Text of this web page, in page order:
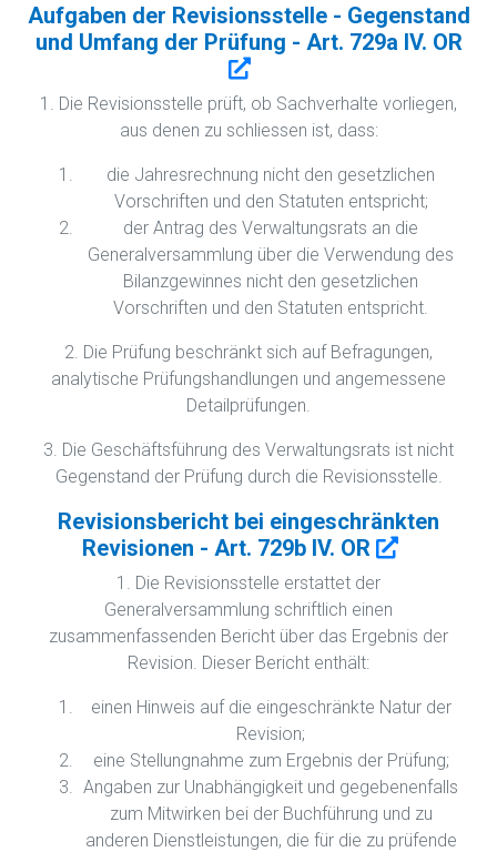
Aufgaben der Revisionsstelle - Gegenstand
und Umfang der Prüfung - Art. 729a IV. OR
1. Die Revisionsstelle prüft, ob Sachverhalte vorliegen,
aus denen zu schliessen ist, dass:
die Jahresrechnung nicht den gesetzlichen
Vorschriften und den Statuten entspricht;
der Antrag des Verwaltungsrats an die
Generalversammlung über die Verwendung des
Bilanzgewinnes nicht den gesetzlichen
Vorschriften und den Statuten entspricht.
2. Die Prüfung beschränkt sich auf Befragungen,
analytische Prüfungshandlungen und angemessene
Detailprüfungen.
3. Die Geschäftsführung des Verwaltungsrats ist nicht
Gegenstand der Prüfung durch die Revisionsstelle.
Revisionsbericht bei eingeschränkten
Revisionen - Art. 729b IV. OR
1. Die Revisionsstelle erstattet der
Generalversammlung schriftlich einen
zusammenfassenden Bericht über das Ergebnis der
Revision. Dieser Bericht enthält:
einen Hinweis auf die eingeschränkte Natur der
Revision;
eine Stellungnahme zum Ergebnis der Prüfung;
Angaben zur Unabhängigkeit und gegebenenfalls
zum Mitwirken bei der Buchführung und zu
anderen Dienstleistungen, die für die zu prüfende